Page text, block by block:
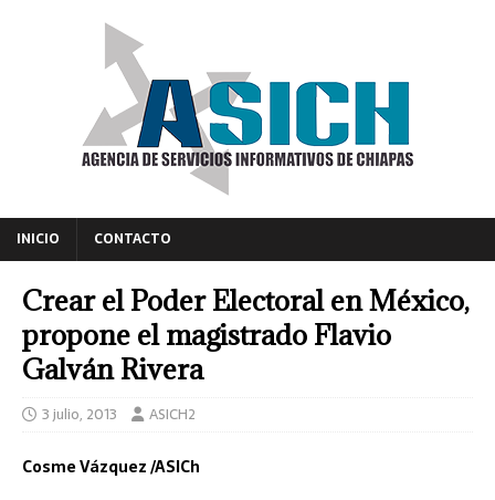
INICIO CONTACTO
Crear el Poder Electoral en México,
propone el magistrado Flavio
Galván Rivera
3 julio, 2013 ASICH2
Cosme Vázquez /ASICh